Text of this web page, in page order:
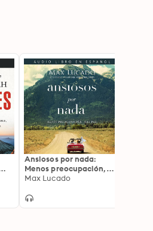
Ansiosos por nada:
Menos preocupación,
más paz
Max Lucado